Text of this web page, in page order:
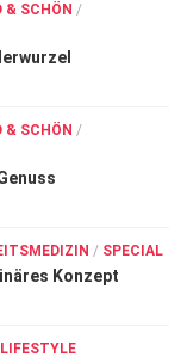
& SCHÖN /
& SCHÖN /
/ SPECIAL
Konzept
LIFESTYLE